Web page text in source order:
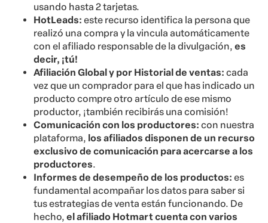
usando hasta 2 tarjetas.
HotLeads: este recurso identifica la persona que
realizó una compra y la vincula automáticamente
con el afiliado responsable de la divulgación, es
decir, ¡tú!
Afiliación Global y por Historial de ventas: cada
vez que un comprador para el que has indicado un
producto compre otro artículo de ese mismo
productor, ¡también recibirás una comisión!
Comunicación con los productores: con nuestra
plataforma, los afiliados disponen de un recurso
exclusivo de comunicación para acercarse a los
productores.
Informes de desempeño de los productos: es
fundamental acompañar los datos para saber si
tus estrategias de venta están funcionando. De
hecho, el afiliado Hotmart cuenta con varios